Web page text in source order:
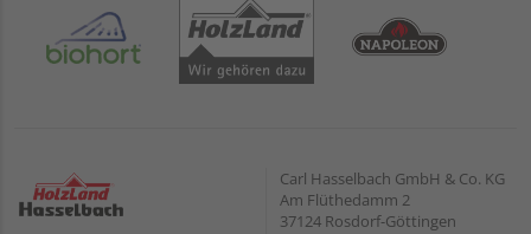
Carl Hasselbach GmbH & Co. KG
Am Flüthedamm 2
37124 Rosdorf-Göttingen